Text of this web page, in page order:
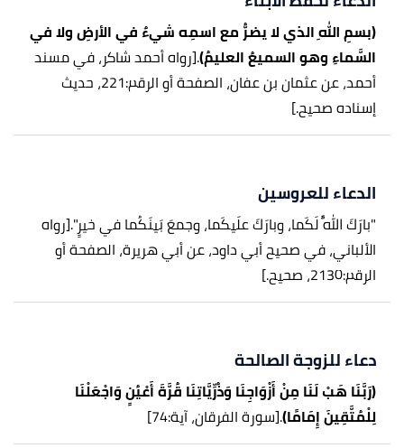
(بسمِ اللهِ الذي لا يضرُّ مع اسمِه شيءٌ في الأرضِ ولا في
السَّماءِ وهو السميعُ العليمُ).[رواه أحمد شاكر، في مسند
أحمد، عن عثمان بن عفان، الصفحة أو الرقم:221، حديث
إسناده صحيح.]
الدعاء للعروسين
"بارَكَ اللَّهُ لَكَما، وبارَكَ علَيكَما، وجمعَ بَينَكُما في خيرٍ".[رواه
الألباني، في صحيح أبي داود، عن أبي هريرة، الصفحة أو
الرقم:2130، صحيح.]
دعاء للزوجة الصالحة
(رَبَّنَا هَبْ لَنَا مِنْ أَزْوَاجِنَا وَذُرِّيَّاتِنَا قُرَّةَ أَعْيُنٍ وَاجْعَلْنَا
لِلْمُتَّقِينَ إِمَامًا).[سورة الفرقان، آية:74]